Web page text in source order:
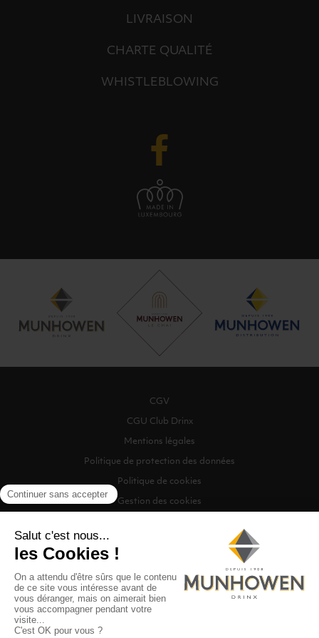
LIVRAISON
CHARTE QUALITÉ
WHISTLEBLOWING
CGV
CGU Club Drinx
Mentions légales
Politique de protection des données
Politique de cookies
Gestion des cookies
©2026 Munhowen Drinx / Tous droits réservés
Digitalised by